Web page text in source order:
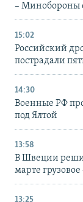
– Минобороны
15:02
Российский
пострадали
14:30
Военные РФ
под Ялтой
13:58
В Швеции
марте
13:25